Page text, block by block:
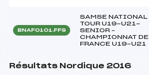
BNAF0101.FFS
SAMSE NATIONAL
TOUR U19-U21-
SENIOR –
CHAMPIONNAT DE
FRANCE U19-U21
Résultats Nordique 2016